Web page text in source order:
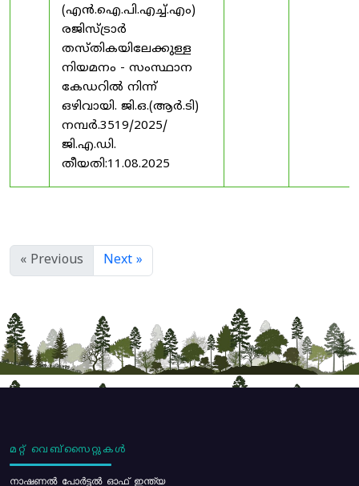
(എൻ.ഐ.പി.എച്ച്.എം)
രജിസ്ട്രാർ
തസ്തികയിലേക്കുള്ള
നിയമനം - സംസ്ഥാന
കേഡറിൽ നിന്ന്
ഒഴിവായി. ജി.ഒ.(ആർ.ടി)
നമ്പർ.3519/2025/
ജി.എ.ഡി.
തീയതി:11.08.2025
« Previous Next »
മറ്റ് വെബ്സൈറ്റുകൾ
നാഷണൽ പോർട്ടൽ ഓഫ് ഇന്ത്യ